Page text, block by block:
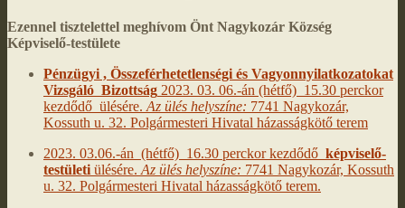
Ezennel tisztelettel meghívom Önt Nagykozár Község
Képviselő-testülete
Pénzügyi , Összeférhetetlenségi és Vagyonnyilatkozatokat
Vizsgáló Bizottság 2023. 03. 06.-án (hétfő) 15.30 perckor
kezdődő ülésére. Az ülés helyszíne: 7741 Nagykozár,
Kossuth u. 32. Polgármesteri Hivatal házasságkötő terem
2023. 03.06.-án (hétfő) 16.30 perckor kezdődő képviselő-
testületi ülésére. Az ülés helyszíne: 7741 Nagykozár, Kossuth
u. 32. Polgármesteri Hivatal házasságkötő terem.